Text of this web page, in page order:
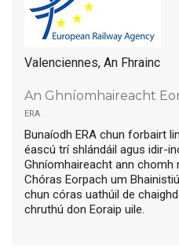
Valenciennes, An Fhrainc
An Ghníomhaireacht
era
Bunaíodh ERA chun forbairt
éascú trí shlándáil agus idir-
Ghníomhaireacht ann
Chóras Eorpach um
chun córas uathúil de
chruthú don Eoraip uile.